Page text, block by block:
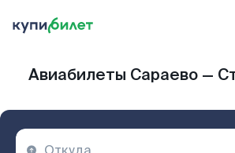
Авиабилеты Сараево —